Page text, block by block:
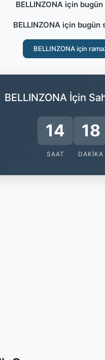
BELLINZONA için
BELLINZONA için bugün
BELLINZONA için
BELLINZONA İçin
14
SAAT
18
DAKIKA